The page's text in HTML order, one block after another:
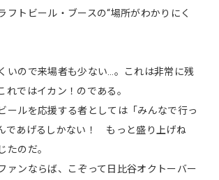
フトビール・ブースの“場所がわかりにく
いので来場者も少ない…。これは非常に残
れではイカン！のである。
ールを応援する者としては「みんなで行っ
であげるしかない！ もっと盛り上げね
たのだ。
ァンならば、こぞって日比谷オクトーバー